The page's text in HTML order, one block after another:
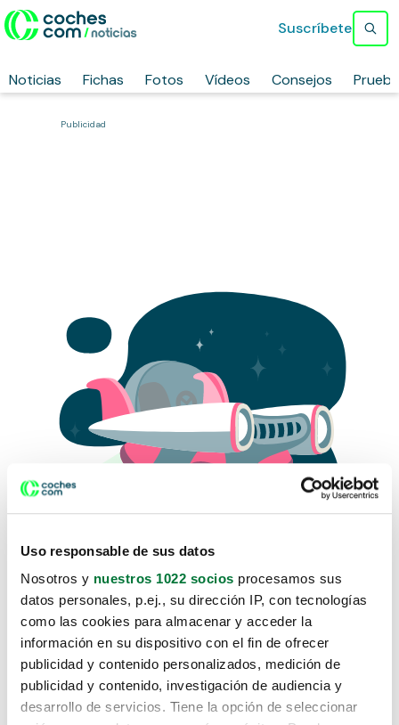
Uso responsable de sus datos
Nosotros y nuestros 1022 socios procesamos sus
datos personales, p.ej., su dirección IP, con tecnologías
como las cookies para almacenar y acceder la
información en su dispositivo con el fin de ofrecer
publicidad y contenido personalizados, medición de
publicidad y contenido, investigación de audiencia y
desarrollo de servicios. Tiene la opción de seleccionar
Noticias Fichas Fotos Vídeos Consejos
Suscríbete
Publicidad
Lo sentimos, no sabemos como
te hemos traido hasta aquí.
Pero puedes encontrar el coche que estás